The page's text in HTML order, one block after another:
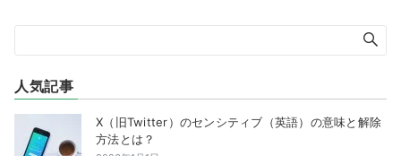
人気記事
X（旧Twitter）のセンシティブ（英語）の意味と解除
方法とは？